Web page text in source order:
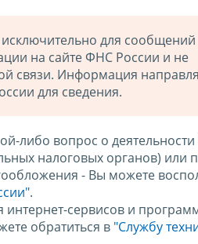
для сообщений
на сайте ФНС России и не
связи. Информация
для сведения.
либо вопрос о
налоговых органов) или
- Вы можете
.
сервисов и
обратиться в "Службу